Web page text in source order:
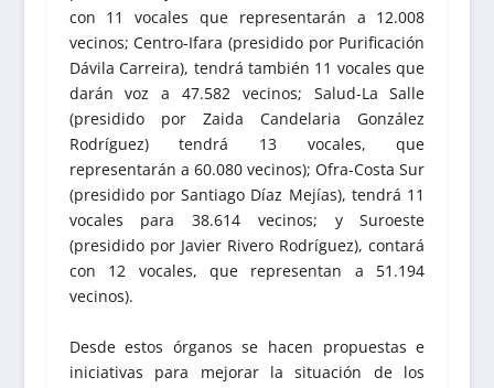
con 11 vocales que representarán a 12.008
vecinos; Centro-Ifara (presidido por Purificación
Dávila Carreira), tendrá también 11 vocales que
darán voz a 47.582 vecinos; Salud-La Salle
(presidido por Zaida Candelaria González
Rodríguez) tendrá 13 vocales, que
representarán a 60.080 vecinos); Ofra-Costa Sur
(presidido por Santiago Díaz Mejías), tendrá 11
vocales para 38.614 vecinos; y Suroeste
(presidido por Javier Rivero Rodríguez), contará
con 12 vocales, que representan a 51.194
vecinos).
Desde estos órganos se hacen propuestas e
iniciativas para mejorar la situación de los